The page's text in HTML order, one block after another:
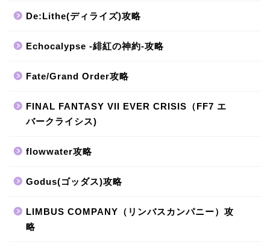
De:Lithe(ディライズ)攻略
Echocalypse -緋紅の神約-攻略
Fate/Grand Order攻略
FINAL FANTASY VII EVER CRISIS（FF7 エ
バークライシス)
flowwater攻略
Godus(ゴッダス)攻略
LIMBUS COMPANY（リンバスカンパニー）攻
略